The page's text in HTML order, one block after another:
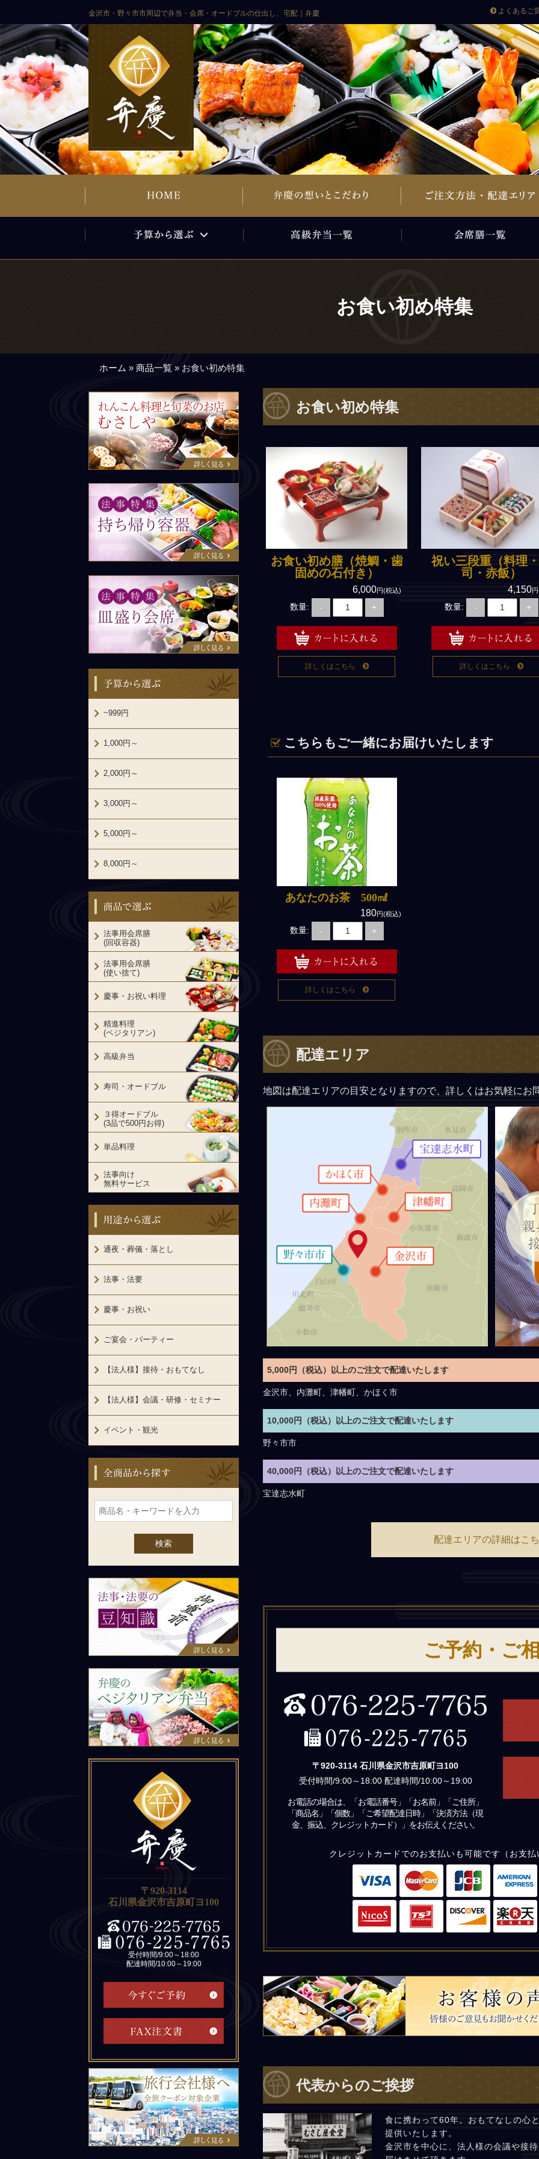
金沢市・野々市市周辺で弁当・会席・オードブルの仕出し、宅配｜弁慶 よくあるご
ご予算から選ぶ
お食い初め特集
ホーム » 商品一覧 » お食い初め特集
お食い初め特集
お食い初め膳（焼鯛・歯
固めの石付き）
6,000円(税込)
数量: - +
詳しくはこちら
祝い三段重（料理
司・赤飯）
4,150
数量: - +
詳しくはこちら
こちらもご一緒にお届けいたします
あなたのお茶 500㎖
180円(税込)
数量: - +
詳しくはこちら
配達エリア
地図は配達エリアの目安となりますので、詳しくはお気軽にお
5,000円（税込）以上のご注文で配達いたします
金沢市、内灘町、津幡町、かほく市
10,000円（税込）以上のご注文で配達いたします
野々市市
40,000円（税込）以上のご注文で配達いたします
宝達志水町
配達エリアの詳細はこ
ご予約・ご
〒920-3114 石川県金沢市吉原町ヨ100
受付時間/9:00～18:00 配達時間/10:00～19:00
お電話の場合は、「お電話番号」「お名前」「ご住所」
「商品名」「個数」「ご希望配達日時」「決済方法（現
金、振込、クレジットカード）」をお伝えください。
クレジットカードでのお支払いも可能です（お支
皆様のご意見もお聞かせください。
代表からのご挨拶
食に携わって60年。おもてなしの心
提供いたします。
金沢市を中心に、法人様の会議や接
れんこん料理と旬菜の店 むさ
しや
法事特集：持ち帰り容器
法事特集：皿盛り会席
予算から選ぶ
~999円
1,000円～
2,000円～
3,000円～
5,000円～
8,000円～
商品で選ぶ
法事用会席膳
(回収容器)
法事用会席膳
(使い捨て)
慶事・お祝い料理
精進料理
(ベジタリアン)
高級弁当
寿司・オードブル
３得オードブル
(3品で500円お得)
単品料理
法事向け
無料サービス
用途から選ぶ
通夜・葬儀・落とし
法事・法要
慶事・お祝い
ご宴会・パーティー
【法人様】接待・おもてなし
【法人様】会議・研修・セミナー
イベント・観光
全商品から探す
〒920-3114
石川県金沢市吉原町ヨ100
受付時間/9:00～18:00
配達時間/10:00～19:00
旅行会社様へ